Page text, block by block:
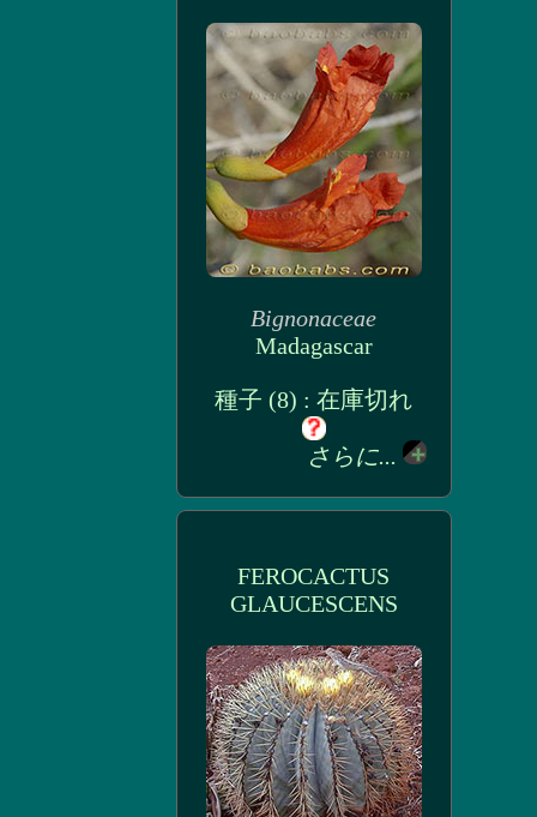
Bignonaceae
Madagascar
種子 (8) : 在庫切れ
さらに...
FEROCACTUS
GLAUCESCENS